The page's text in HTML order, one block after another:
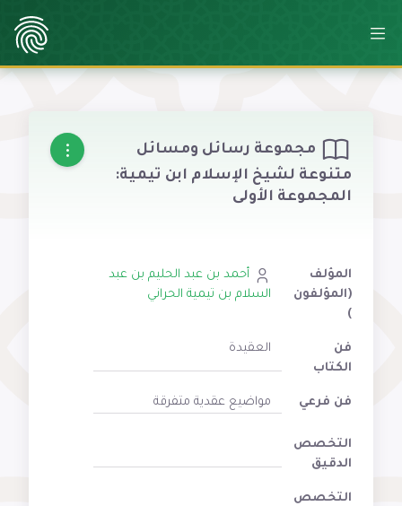
مجموعة رسائل ومسائل
متنوعة لشيخ الإسلام ابن تيمية:
المجموعة الأولى
المؤلف
(المؤلفون
)
أحمد بن عبد الحليم بن عبد
السلام بن تيمية الحراني
فن
الكتاب
العقيدة
فن فرعي مواضيع عقدية متفرقة
التخصص
الدقيق
التخصص